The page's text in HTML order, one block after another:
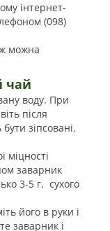
інтернет-
(098)
можна
чай
воду. При
після
зіпсовані.
міцності
заварник
3-5 г. сухого
його в руки і
заварник і